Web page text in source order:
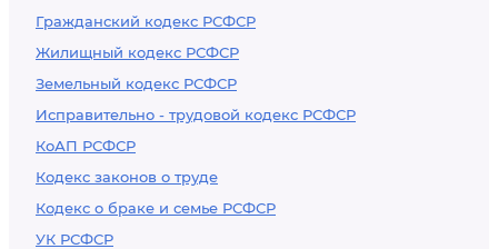
Гражданский кодекс РСФСР
Жилищный кодекс РСФСР
Земельный кодекс РСФСР
Исправительно - трудовой кодекс РСФСР
КоАП РСФСР
Кодекс законов о труде
Кодекс о браке и семье РСФСР
УК РСФСР